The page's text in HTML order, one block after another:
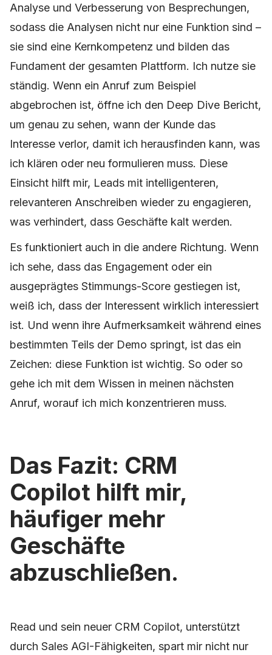
Analyse und Verbesserung von Besprechungen,
sodass die Analysen nicht nur eine Funktion sind –
sie sind eine Kernkompetenz und bilden das
Fundament der gesamten Plattform. Ich nutze sie
ständig. Wenn ein Anruf zum Beispiel
abgebrochen ist, öffne ich den Deep Dive Bericht,
um genau zu sehen, wann der Kunde das
Interesse verlor, damit ich herausfinden kann, was
ich klären oder neu formulieren muss. Diese
Einsicht hilft mir, Leads mit intelligenteren,
relevanteren Anschreiben wieder zu engagieren,
was verhindert, dass Geschäfte kalt werden.
Es funktioniert auch in die andere Richtung. Wenn
ich sehe, dass das Engagement oder ein
ausgeprägtes Stimmungs-Score gestiegen ist,
weiß ich, dass der Interessent wirklich interessiert
ist. Und wenn ihre Aufmerksamkeit während eines
bestimmten Teils der Demo springt, ist das ein
Zeichen: diese Funktion ist wichtig. So oder so
gehe ich mit dem Wissen in meinen nächsten
Anruf, worauf ich mich konzentrieren muss.
Das Fazit: CRM
Copilot hilft mir,
häufiger mehr
Geschäfte
abzuschließen.
Read und sein neuer CRM Copilot, unterstützt
durch Sales AGI-Fähigkeiten, spart mir nicht nur